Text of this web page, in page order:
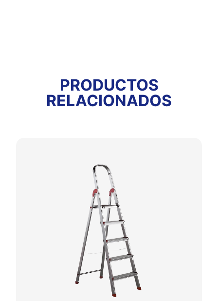
PRODUCTOS
RELACIONADOS